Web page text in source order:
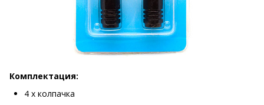
Комплектация:
4 х колпачка